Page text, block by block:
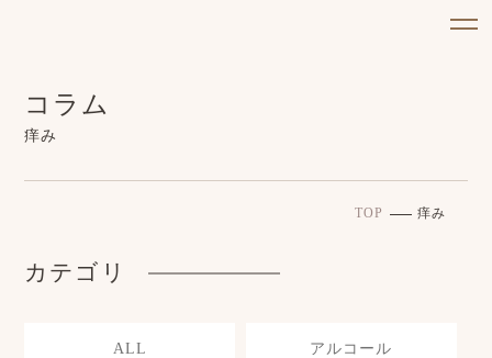
コラム
痒み
TOP 痒み
カテゴリ
ALL アルコール